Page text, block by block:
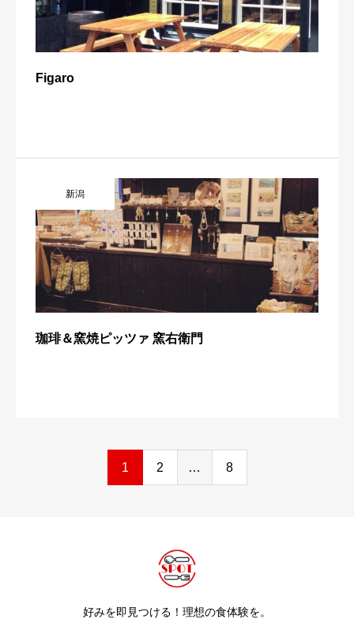
Figaro
新潟
珈琲＆窯焼ピッツァ 窯右衛門
1 2 … 8
好みを即見つける！理想の食体験を。